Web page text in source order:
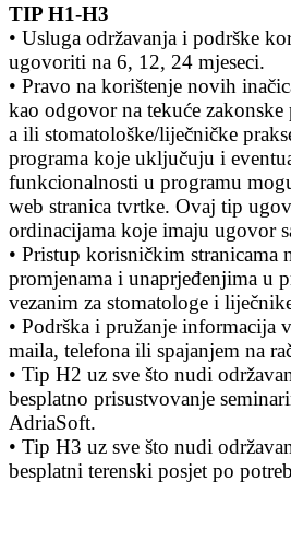
TIP H1-H3
• Usluga održavanja i podrške
ugovoriti na 6, 12, 24 mjeseci.
• Pravo na korištenje novih
kao odgovor na tekuće
a ili stomatološke/liječničke
programa koje uključuju i
funkcionalnosti u programu
web stranica tvrtke. Ovaj tip
ordinacijama koje imaju ugovor
• Pristup korisničkim stranicama
promjenama i unaprjeđenjima u
vezanim za stomatologe i
• Podrška i pružanje informacija
maila, telefona ili spajanjem na
• Tip H2 uz sve što nudi
besplatno prisustvovanje
AdriaSoft.
• Tip H3 uz sve što nudi
besplatni terenski posjet po